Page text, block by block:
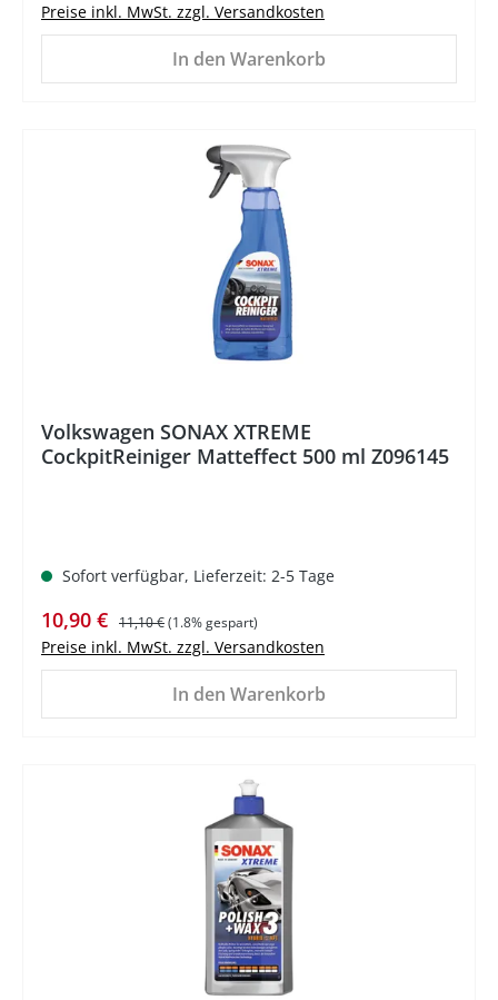
Preise inkl. MwSt. zzgl. Versandkosten
In den Warenkorb
Volkswagen SONAX XTREME
CockpitReiniger Matteffect 500 ml Z096145
Sofort verfügbar, Lieferzeit: 2-5 Tage
Verkaufspreis:
10,90 € Regulärer Preis:
11,10 €(1.8% gespart)
Preise inkl. MwSt. zzgl. Versandkosten
In den Warenkorb